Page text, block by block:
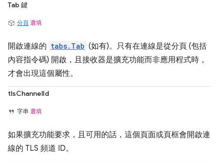
Tab 鍵
分頁 選填
開啟連線的 tabs.Tab (如有)。只有在連線是從分頁 (包括
內容指令碼) 開啟，且接收器是擴充功能而非應用程式時，
才會出現這個屬性。
tlsChannelId
字串 選填
如果擴充功能要求，且可用的話，這個頁面或頁框會開啟連
線的 TLS 頻道 ID。